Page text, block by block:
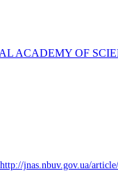
ACADEMY OF
http://jnas.nbuv.gov.ua/